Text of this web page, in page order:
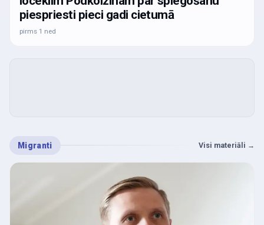
piespriesti pieci gadi cietumā
pirms 1 ned
Migranti Visi materiāli →